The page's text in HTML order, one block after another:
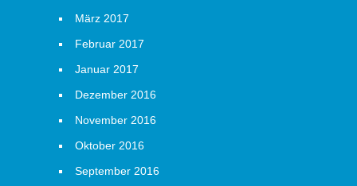
März 2017
Februar 2017
Januar 2017
Dezember 2016
November 2016
Oktober 2016
September 2016